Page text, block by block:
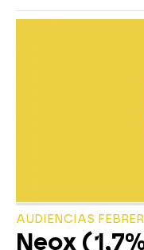
AUDIENCIAS
Neox